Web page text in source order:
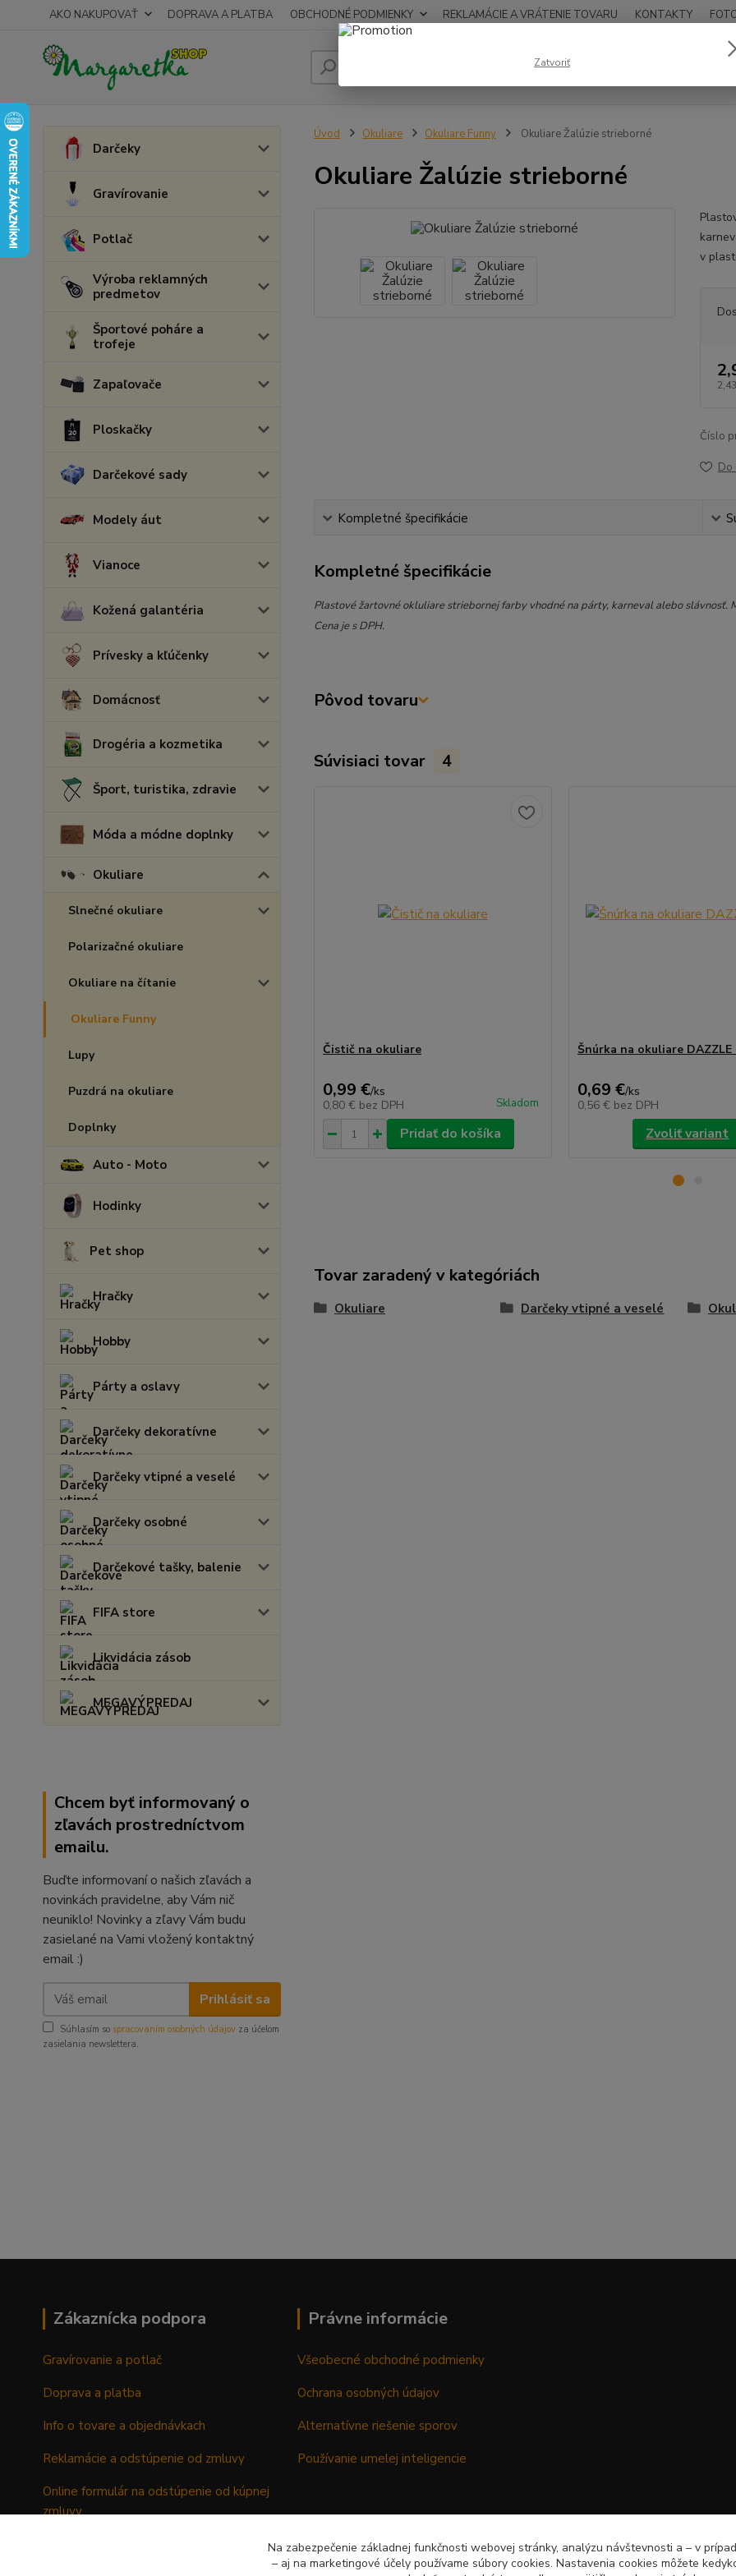
AKO NAKUPOVAŤ DOPRAVA A PLATBA OBCHODNÉ PODMIENKY REKLAMÁCIE A VRÁTENIE TOVARU KONTAKTY
Hľadať
Darčeky
Gravírovanie
Potlač
Výroba reklamných
predmetov
Športové poháre a
trofeje
Zapaľovače
Ploskačky
Darčekové sady
Modely áut
Vianoce
Kožená galantéria
Prívesky a kľúčenky
Domácnosť
Drogéria a kozmetika
Šport, turistika, zdravie
Móda a módne doplnky
Okuliare
Slnečné okuliare
Polarizačné okuliare
Okuliare na čítanie
Okuliare Funny
Lupy
Puzdrá na okuliare
Doplnky
Auto - Moto
Hodinky
Pet shop
Hračky
Hobby
Párty a oslavy
Darčeky dekoratívne
Darčeky vtipné a veselé
Darčeky osobné
Darčekové tašky, balenie
FIFA store
Likvidácia zásob
MEGAVÝPREDAJ
Chcem byť informovaný o
zľavách prostredníctvom
emailu.
Buďte informovaní o našich zľavách a
novinkách pravidelne, aby Vám nič
neuniklo! Novinky a zľavy Vám budu
zasielané na Vami vložený kontaktný
email :)
Prihlásiť sa
Súhlasím so spracovaním osobných údajov za účelom
zasielania newslettera.
Úvod Okuliare Okuliare Funny Okuliare Žalúzie strieborné
Okuliare Žalúzie strieborné
v
Číslo
Do
Kompletné špecifikácie
Kompletné špecifikácie
Plastové žartovné okluliare striebornej farby vhodné na párty, karneval alebo slávnosť.
Cena je s DPH.
Pôvod tovaru
Súvisiaci tovar 4
Čistič na okuliare
0,99 €/ks
0,80 € bez DPH Skladom
Pridať do košíka
Šnúrka na okuliare
0,69 €/ks
0,56 € bez DPH
Zvoliť variant
Tovar zaradený v kategóriách
Okuliare Darčeky vtipné a veselé
Zákaznícka podpora
Gravírovanie a potlač
Doprava a platba
Info o tovare a objednávkach
Reklamácie a odstúpenie od zmluvy
Online formulár na odstúpenie od kúpnej
zmluvy
Právne informácie
Všeobecné obchodné podmienky
Ochrana osobných údajov
Alternatívne riešenie sporov
Používanie umelej inteligencie
Zatvoriť
Na zabezpečenie základnej funkčnosti webovej stránky, analýzu návštevnosti a – v
– aj na marketingové účely používame súbory cookies. Nastavenia cookies môžete